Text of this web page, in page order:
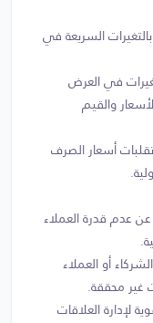
السريعة في
في العرض
والقيم
أسعار الصرف
عدم قدرة العملاء
أو العملاء
غير محققة.
لإدارة العلاقات